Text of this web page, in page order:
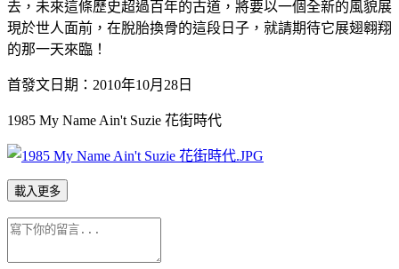
去，未來這條歷史超過百年的古道，將要以一個全新的風貌展
現於世人面前，在脫胎換骨的這段日子，就請期待它展翅翱翔
的那一天來臨！
首發文日期：2010年10月28日
1985 My Name Ain't Suzie 花街時代
載入更多